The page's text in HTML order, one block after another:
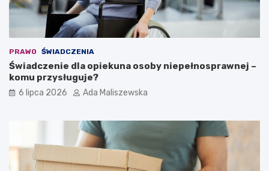
PRAWO ŚWIADCZENIA
Świadczenie dla opiekuna osoby niepełnosprawnej –
komu przysługuje?
6 lipca 2026 Ada Maliszewska